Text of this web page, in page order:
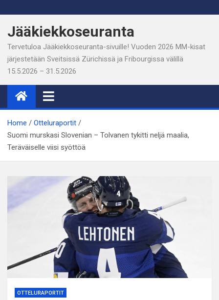
to
content
Jääkiekkoseuranta
Tervetuloa Jääkiekkoseuranta-sivuille! Vuoden 2026 MM-kisat
järjestetään Sveitsissä Zürichissä ja Fribourgissa välillä
15.5.2026 – 31.5.2026
Home
Otteluraportit
Suomi murskasi Slovenian – Tolvanen tykitti neljä maalia,
Teräväiselle viisi syöttöä
OTTELURAPORTIT